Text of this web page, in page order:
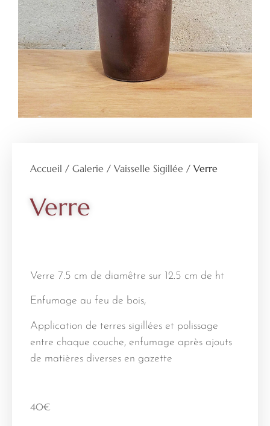
Accueil / Galerie / Vaisselle Sigillée / Verre
Verre
Verre 7.5 cm de diamêtre sur 12.5 cm de ht
Enfumage au feu de bois,
Application de terres sigillées et polissage
entre chaque couche, enfumage après ajouts
de matières diverses en gazette
40€